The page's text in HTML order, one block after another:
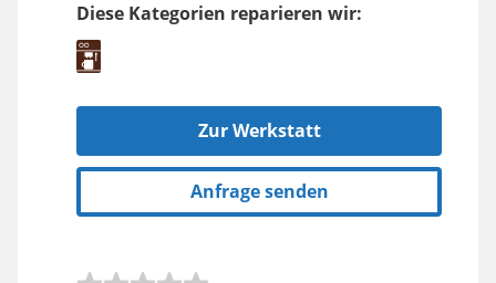
Diese Kategorien reparieren wir:
Zur Werkstatt
Anfrage senden